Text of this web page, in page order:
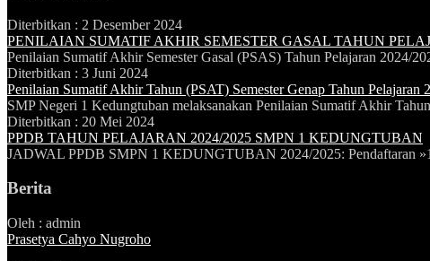
Diterbitkan : 2 Desember 2024
PENILAIAN SUMATIF AKHIR SEMESTER GASAL TAHUN
Penilaian Sumatif Akhir Semester Gasal (PSAS) Tahun Pelajaran 2024/
Diterbitkan : 3 Juni 2024
Penilaian Sumatif Akhir Tahun (PSAT) Semester Genap Tahun Pelajaran
SMP Negeri 1 Kedungtuban melaksanakan Penilaian Sumatif Akhir
Diterbitkan : 20 Mei 2024
PPDB TAHUN PELAJARAN 2024/2025 SMPN 1 KEDUNGTUBAN
JADWAL PPDB SMPN 1 KEDUNGTUBAN 2024/2025: Pendaftaran
Berita
Oleh : admin
Prasetya Cahyo Nugroho